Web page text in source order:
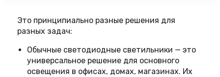
Это принципиально разные решения для
разных задач:
Обычные светодиодные светильники — это
универсальное решение для основного
освещения в офисах, домах, магазинах. Их